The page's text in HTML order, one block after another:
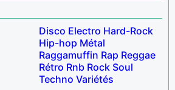
Disco Electro Hard-Rock
Hip-hop Métal
Raggamuffin Rap Reggae
Rétro Rnb Rock Soul
Techno Variétés